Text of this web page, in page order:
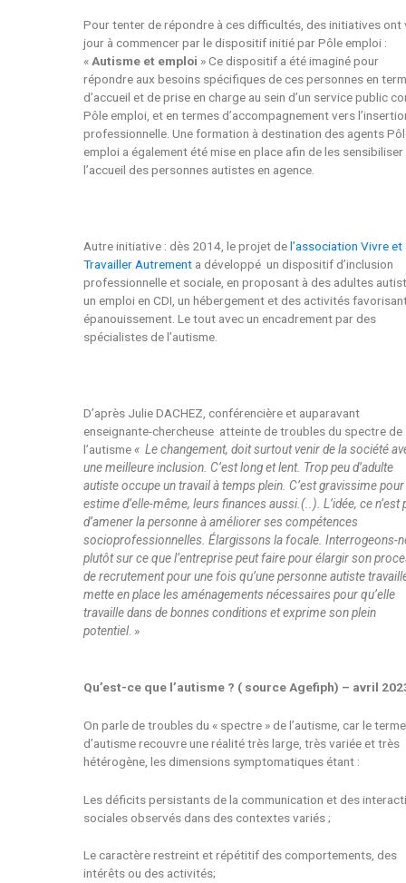
Pour tenter de répondre à ces difficultés, des initiatives ont
jour à commencer par le dispositif initié par Pôle emploi :
«Autisme et emploi » Ce dispositif a été imaginé pour
répondre aux besoins spécifiques de ces personnes en
d’accueil et de prise en charge au sein d’un service public
Pôle emploi, et en termes d’accompagnement vers
professionnelle. Une formation à destination des agents
emploi a également été mise en place afin de les
l’accueil des personnes autistes en agence.
Autre initiative : dès 2014, le projet del’association Vivre et
Travailler Autrement a développé un dispositif d’inclusion
professionnelle et sociale, en proposant à des adultes
un emploi en CDI, un hébergement et des activités
épanouissement. Le tout avec un encadrement par des
spécialistes de l’autisme.
D’après Julie DACHEZ, conférencière et auparavant
enseignante-chercheuse atteinte de troubles du spectre de
l’autisme« Le changement, doit surtout venir de la société
une meilleure inclusion. C’est long et lent. Trop peu d’adulte
autiste occupe un travail à temps plein. C’est gravissime
estime d’elle-même, leurs finances aussi.(..).L’idée, ce n’est
d’amener la personne à améliorer ses compétences
socioprofessionnelles. Élargissons la focale. Interrogeons-
plutôt sur ce que l’entreprise peut faire pour élargir son
de recrutement pour une fois qu’une personne autiste
mette en place les aménagements nécessaires pour qu’elle
travaille dans de bonnes conditions et exprime son plein
potentiel . »
Qu’est-ce que l’autisme ? ( source Agefiph) – avril
On parle de troubles du « spectre » de l’autisme, car le terme
d’autisme recouvre une réalité très large, très variée et très
hétérogène, les dimensions symptomatiques étant :
Les déficits persistants de la communication et des
sociales observés dans des contextes variés ;
Le caractère restreint et répétitif des comportements, des
intérêts ou des activités;